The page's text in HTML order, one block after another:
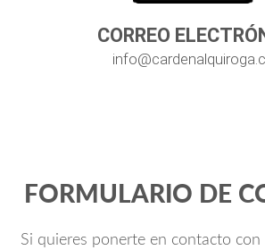
CORREO
FORMULARIO DE
Si quieres ponerte en contacto